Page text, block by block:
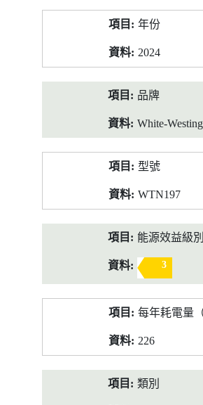
年份
2024
品牌
White-
型號
WTN197
能源效益級
3
每年耗電量
226
類別